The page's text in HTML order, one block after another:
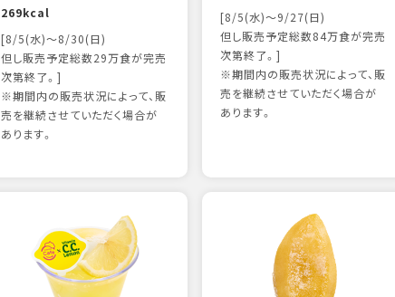
269kcal
[8/5(水)～8/30(日)
但し販売予定総数29万食が完売
次第終了。]
※期間内の販売状況によって、販
売を継続させていただく場合が
あります。
[8/5(水)～9/27(日)
但し販売予定総数84万食が完売
次第終了。]
※期間内の販売状況によって、販
売を継続させていただく場合が
あります。